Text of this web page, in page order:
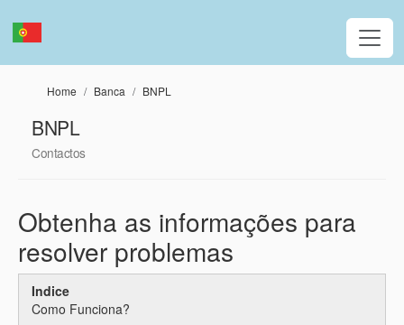
Home Banca BNPL
BNPL
Contactos
Obtenha as informações para
resolver problemas
Indice
Como Funciona?